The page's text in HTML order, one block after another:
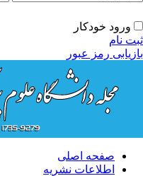
ورود خودکار
نام
رمز عبور
صفحه اصلی
اطلاعات نشریه